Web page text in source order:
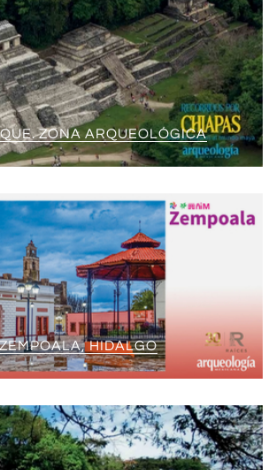
ZONA ARQUEOLÓGICA
HIDALGO